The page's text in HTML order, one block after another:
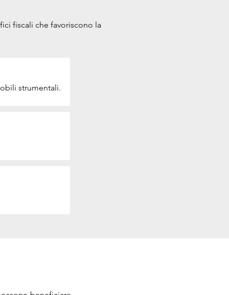
fiscali che favoriscono la
strumentali.